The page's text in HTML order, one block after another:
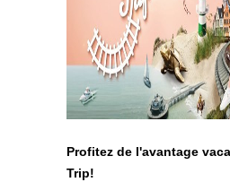
Profitez de l'avantage
Trip!